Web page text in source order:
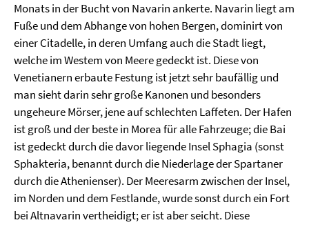
Monats in der Bucht von Navarin ankerte. Navarin liegt am
Fuße und dem Abhange von hohen Bergen, dominirt von
einer Citadelle, in deren Umfang auch die Stadt liegt,
welche im Westem von Meere gedeckt ist. Diese von
Venetianern erbaute Festung ist jetzt sehr baufällig und
man sieht darin sehr große Kanonen und besonders
ungeheure Mörser, jene auf schlechten Laffeten. Der Hafen
ist groß und der beste in Morea für alle Fahrzeuge; die Bai
ist gedeckt durch die davor liegende Insel Sphagia (sonst
Sphakteria, benannt durch die Niederlage der Spartaner
durch die Athenienser). Der Meeresarm zwischen der Insel,
im Norden und dem Festlande, wurde sonst durch ein Fort
bei Altnavarin vertheidigt; er ist aber seicht. Diese